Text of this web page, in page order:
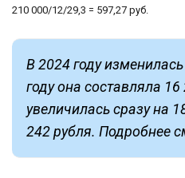
210 000/12/29,3 = 597,27 руб.
В 2024 году
году она составляла
увеличилась сразу на
242 рубля. Подробнее